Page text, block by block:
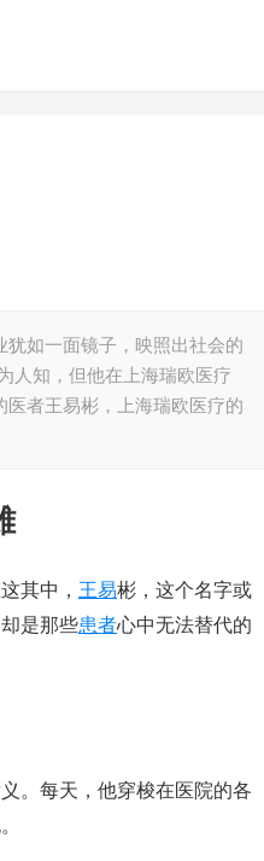
犹如一面镜子，映照出社会的
人知，但他在上海瑞欧医疗
医者王易彬，上海瑞欧医疗的
其中， 王易彬，这个名字或
是那些患者心中无法替代的
。每天，他穿梭在医院的各